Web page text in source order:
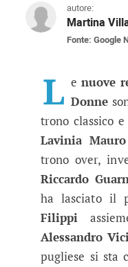
autore:
Martina
Fonte: Google
Uomini e
L e nuove
Donne
trono classico
Lavinia
trono over,
Riccardo
ha lasciato il
Filippi
Alessandro
pugliese si sta